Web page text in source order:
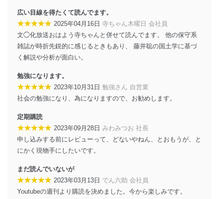
す。
個人情報の安全管理措置
当社は、個人情報の正確性及び安全性を確保するため
に、下記セキュリティ対策をはじめとする安全対策を実
正に努めます。
アクセス制御
個人データを取り扱うことのできる機器及び当該
アクセス者の識別と認証
機器に標準装備されているユーザー制御機能（ユ
ーザーアカウント制御）により、個人情報データ
ベース等を取り扱う情報システムを使用する従業
者を識別・認証しています。
外部からの不正アクセス等の防止
広い目線を得たくて読んでます。
★★★★★ 2025年04月16日 寺ちゃん木曜日 会社員
文◯化放送おはよう寺ちゃんと併せて読んでます。 他の保守系
雑誌が時折先鋭的に感じるときもあり、 藤井聡の国土学に基づ
く解説や分析が面白い。
勉強になります。
★★★★★ 2023年10月31日 勉強さん 自営業
社会の勉強になり、為になりますので、お勧めします。
定期購読
★★★★★ 2023年09月28日 みわみつお 社長
申し込みする前にレビューって、どないやねん、とおもうが、と
にかく現物手にしたいです。
まだ読んでいないが
★★★★★ 2023年03月13日 でん六助 会社員
Youtubeの週刊より購読を決めました。今から楽しみです。